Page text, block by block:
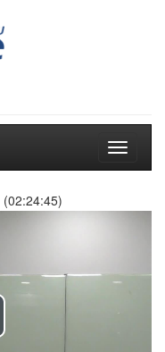
Toggle
(02:24:45)